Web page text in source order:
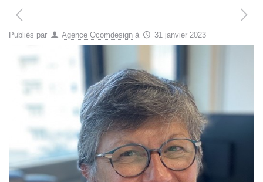
Publiés par Agence Ocomdesign à 31 janvier 2023